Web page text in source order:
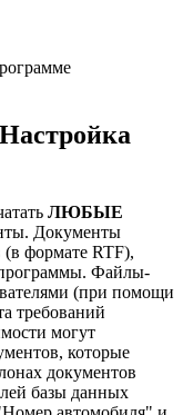
Настройка
ЛЮБЫЕ
Документы
формате RTF),
Файлы-
(при помощи
требований
могут
которые
документов
базы данных